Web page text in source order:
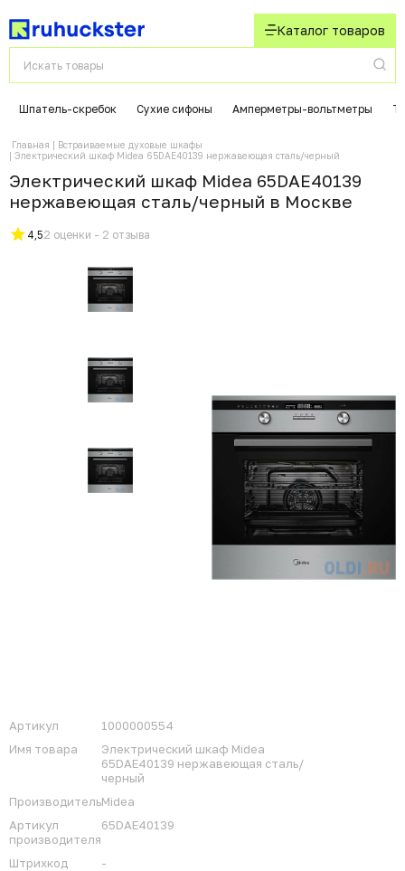
Каталог товаров
Шпатель-скребок Сухие сифоны Амперметры-вольтметры
Главная
Встраиваемые духовые шкафы
Электрический шкаф Midea 65DAE40139 нержавеющая сталь/черный
Электрический шкаф Midea 65DAE40139
нержавеющая сталь/черный в Москвe
4,52 оценки - 2 отзыва
Артикул
1000000554
Имя товара
Электрический шкаф Midea
65DAE40139 нержавеющая сталь/
черный
ПроизводительMidea
Артикул
производителя
65DAE40139
Штрихкод
-